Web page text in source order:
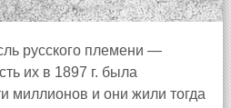
русского племени —
их в 1897 г. была
миллионов и они жили тогда